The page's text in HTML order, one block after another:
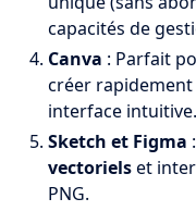
capacités de
Canva : Parfait
créer rapidement
interface intuitive.
Sketch et Figma
vectorielset
PNG.